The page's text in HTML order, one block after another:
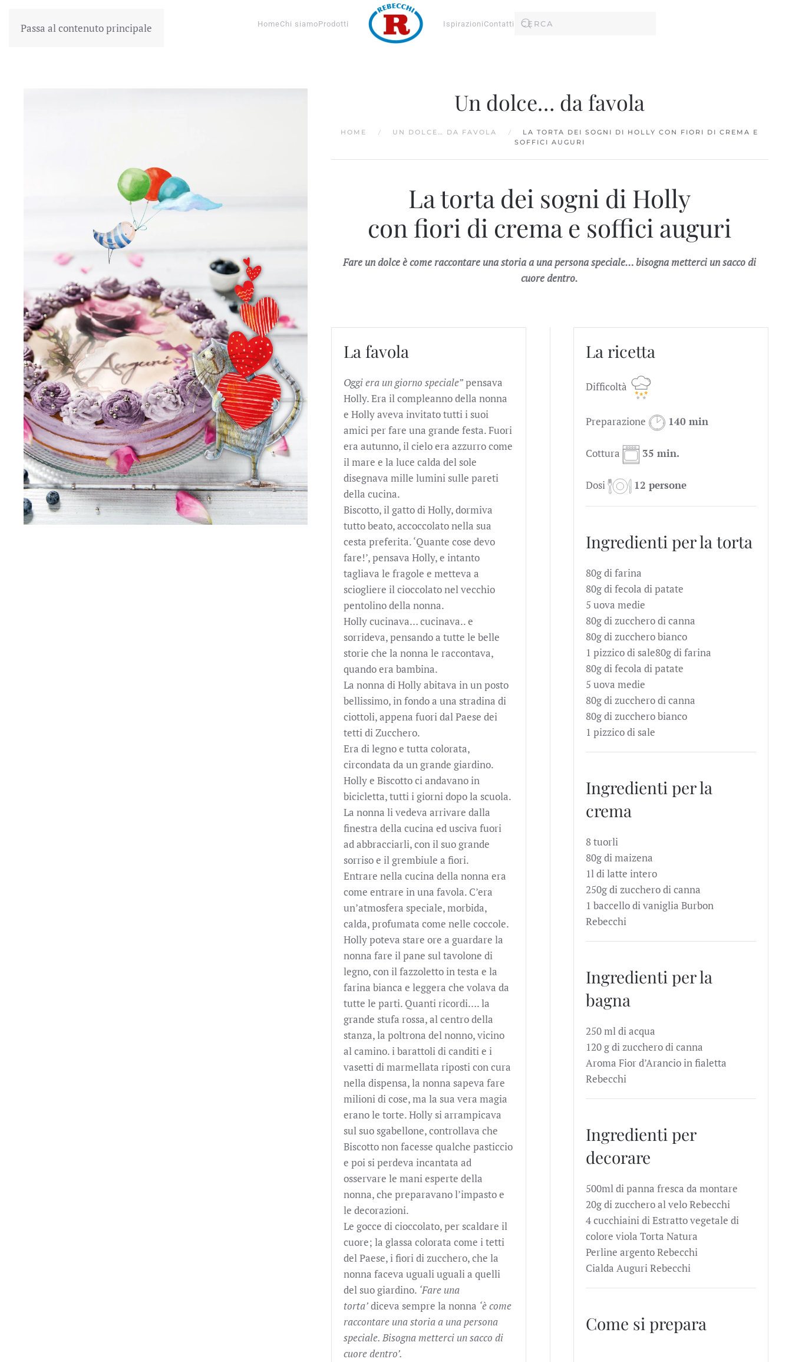
Passa al contenuto principale HomeChi siamoProdotti Ispirazioni Contatti
Un dolce… da favola
HOME UN DOLCE… DA FAVOLA
LA TORTA DEI SOGNI DI HOLLY CON FIORI DI CREMA E
SOFFICI AUGURI
La torta dei sogni di Holly
con fiori di crema e soffici auguri
Fare un dolce è come raccontare una storia a una persona speciale… bisogna metterci un sacco di
cuore dentro.
La favola
Oggi era un giorno speciale”pensava
Holly. Era il compleanno della nonna
e Holly aveva invitato tutti i suoi
amici per fare una grande festa. Fuori
era autunno, il cielo era azzurro come
il mare e la luce calda del sole
disegnava mille lumini sulle pareti
della cucina.
Biscotto, il gatto di Holly, dormiva
tutto beato, accoccolato nella sua
cesta preferita. ‘Quante cose devo
fare!’, pensava Holly, e intanto
tagliava le fragole e metteva a
sciogliere il cioccolato nel vecchio
pentolino della nonna.
Holly cucinava… cucinava.. e
sorrideva, pensando a tutte le belle
storie che la nonna le raccontava,
quando era bambina.
La nonna di Holly abitava in un posto
bellissimo, in fondo a una stradina di
ciottoli, appena fuori dal Paese dei
tetti di Zucchero.
Era di legno e tutta colorata,
circondata da un grande giardino.
Holly e Biscotto ci andavano in
bicicletta, tutti i giorni dopo la scuola.
La nonna li vedeva arrivare dalla
finestra della cucina ed usciva fuori
ad abbracciarli, con il suo grande
sorriso e il grembiule a fiori.
Entrare nella cucina della nonna era
come entrare in una favola. C’era
un’atmosfera speciale, morbida,
calda, profumata come nelle coccole.
Holly poteva stare ore a guardare la
nonna fare il pane sul tavolone di
legno, con il fazzoletto in testa e la
farina bianca e leggera che volava da
tutte le parti. Quanti ricordi…. la
grande stufa rossa, al centro della
stanza, la poltrona del nonno, vicino
al camino. i barattoli di canditi e i
vasetti di marmellata riposti con cura
nella dispensa, la nonna sapeva fare
milioni di cose, ma la sua vera magia
erano le torte. Holly si arrampicava
sul suo sgabellone, controllava che
Biscotto non facesse qualche pasticcio
e poi si perdeva incantata ad
osservare le mani esperte della
nonna, che preparavano l’impasto e
le decorazioni.
Le gocce di cioccolato, per scaldare il
cuore; la glassa colorata come i tetti
del Paese, i fiori di zucchero, che la
nonna faceva uguali uguali a quelli
del suo giardino. ‘Fare una
torta’diceva sempre la nonna ‘è come
raccontare una storia a una persona
speciale. Bisogna metterci un sacco di
cuore dentro’.
La ricetta
Difficoltà
Preparazione 140 min
Cottura 35 min.
Dosi 12 persone
Ingredienti per la torta
80g di farina
80g di fecola di patate
5 uova medie
80g di zucchero di canna
80g di zucchero bianco
1 pizzico di sale80g di farina
80g di fecola di patate
5 uova medie
80g di zucchero di canna
80g di zucchero bianco
1 pizzico di sale
Ingredienti per la
crema
8 tuorli
80g di maizena
1l di latte intero
250g di zucchero di canna
1 baccello di vaniglia Burbon
Rebecchi
Ingredienti per la
bagna
250 ml di acqua
120 g di zucchero di canna
Aroma Fior d’Arancio in fialetta
Rebecchi
Ingredienti per
decorare
500ml di panna fresca da montare
20g di zucchero al velo Rebecchi
4 cucchiaini di Estratto vegetale di
colore viola Torta Natura
Perline argento Rebecchi
Cialda Auguri Rebecchi
Come si prepara